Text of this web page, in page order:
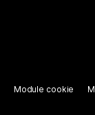
Module cookie